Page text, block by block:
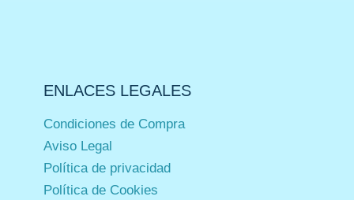
ENLACES LEGALES
Condiciones de Compra
Aviso Legal
Política de privacidad
Política de Cookies